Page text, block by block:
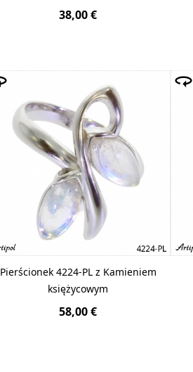
38,00 €
Pierścionek 4224-PL z Kamieniem
księżycowym
58,00 €